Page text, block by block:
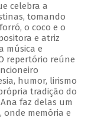
celebra a
tomando
o coco e o
e atriz
música e
repertório reúne
humor, lirismo
tradição do
faz delas um
onde memória e